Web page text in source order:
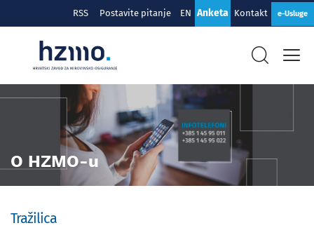
RSS Postavite pitanje EN Anketa Kontakt e-Usluge
O HZMO-u
Tražilica